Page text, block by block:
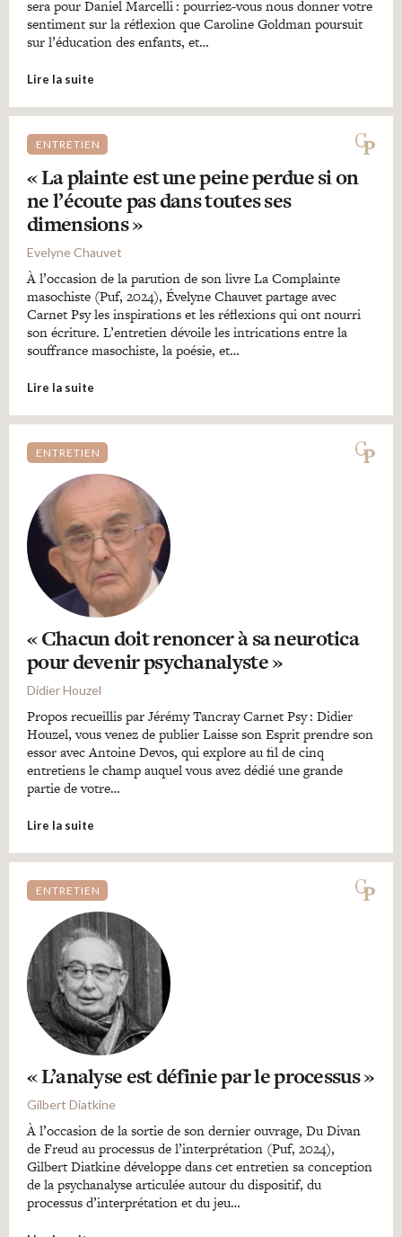
sera pour Daniel Marcelli : pourriez-vous nous donner votre
sentiment sur la réflexion que Caroline Goldman poursuit
sur l’éducation des enfants, et…
Lire la suite
ENTRETIEN
« La plainte est une peine perdue si on
ne l’écoute pas dans toutes ses
dimensions »
Evelyne Chauvet
À l’occasion de la parution de son livre La Complainte
masochiste (Puf, 2024), Évelyne Chauvet partage avec
Carnet Psy les inspirations et les réflexions qui ont nourri
son écriture. L’entretien dévoile les intrications entre la
souffrance masochiste, la poésie, et…
Lire la suite
ENTRETIEN
« Chacun doit renoncer à sa neurotica
pour devenir psychanalyste »
Didier Houzel
Propos recueillis par Jérémy Tancray Carnet Psy : Didier
Houzel, vous venez de publier Laisse son Esprit prendre son
essor avec Antoine Devos, qui explore au fil de cinq
entretiens le champ auquel vous avez dédié une grande
partie de votre…
Lire la suite
ENTRETIEN
« L’analyse est définie par le processus »
Gilbert Diatkine
À l’occasion de la sortie de son dernier ouvrage, Du Divan
de Freud au processus de l’interprétation (Puf, 2024),
Gilbert Diatkine développe dans cet entretien sa conception
de la psychanalyse articulée autour du dispositif, du
processus d’interprétation et du jeu…